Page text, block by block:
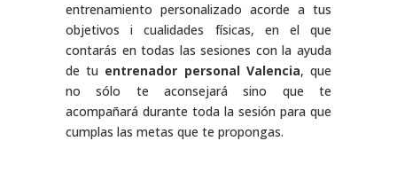
entrenamiento personalizado acorde a tus
objetivos i cualidades físicas, en el que
contarás en todas las sesiones con la ayuda
de tu entrenador personal Valencia, que
no sólo te aconsejará sino que te
acompañará durante toda la sesión para que
cumplas las metas que te propongas.